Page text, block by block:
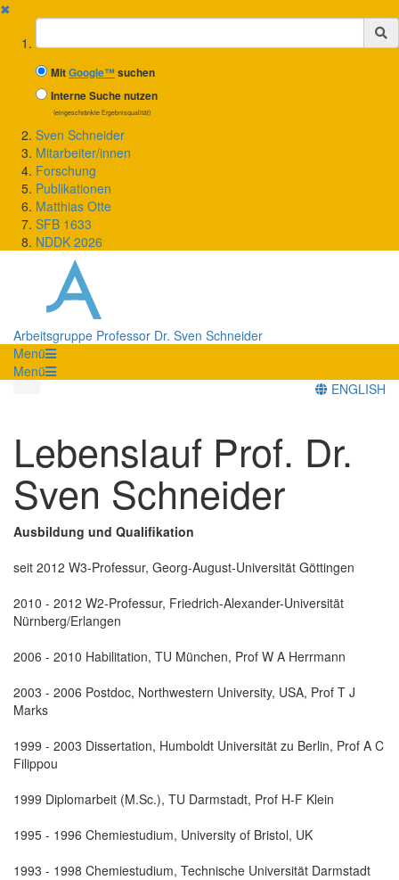
✖
Suchbegriff
MitGoogle™suchen
Interne Suche nutzen
(eingeschränkte Ergebnisqualität)
Sven Schneider
Mitarbeiter/innen
Forschung
Publikationen
Matthias Otte
SFB 1633
NDDK 2026
Arbeitsgruppe Professor Dr. Sven Schneider
Menü
Menü
ENGLISH
Lebenslauf Prof. Dr.
Sven Schneider
Ausbildung und Qualifikation
seit 2012 W3-Professur, Georg-August-Universität Göttingen
2010 - 2012 W2-Professur, Friedrich-Alexander-Universität
Nürnberg/Erlangen
2006 - 2010 Habilitation, TU München, Prof W A Herrmann
2003 - 2006 Postdoc, Northwestern University, USA, Prof T J
Marks
1999 - 2003 Dissertation, Humboldt Universität zu Berlin, Prof A C
Filippou
1999 Diplomarbeit (M.Sc.), TU Darmstadt, Prof H-F Klein
1995 - 1996 Chemiestudium, University of Bristol, UK
1993 - 1998 Chemiestudium, Technische Universität Darmstadt